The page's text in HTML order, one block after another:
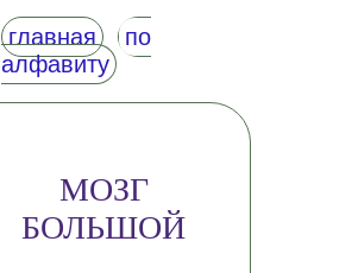
главная
по
алфавиту
МОЗГ
БОЛЬШОЙ